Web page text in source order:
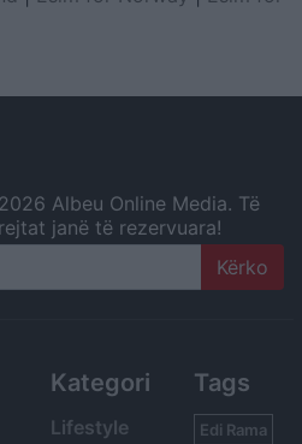
2026 Albeu Online Media. Të
janë të rezervuara!
Kategori
Lifestyle
Tags
Edi Rama